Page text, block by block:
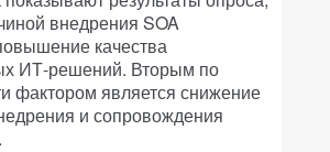
внедрения SOA
качества
ИТ-решений. Вторым по
фактором является снижение
и сопровождения